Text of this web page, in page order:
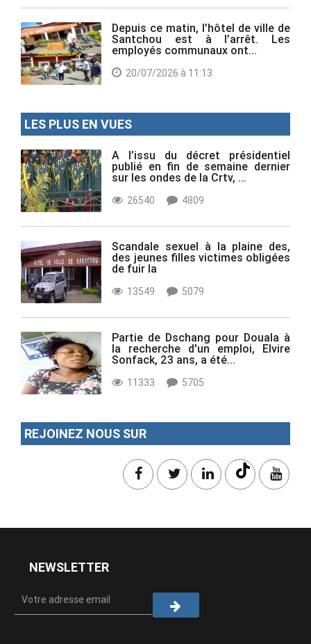
Depuis ce matin, l’hôtel de ville de
Santchou est à l’arrêt. Les
employés communaux ont...
20/07/2026 à 11:13
LES PLUS EN VUES
A l’issu du décret présidentiel
publié en fin de semaine dernier
sur les ondes de la Crtv, ...
26540 4809
Scandale sexuel à la plaine des,
des jeunes filles victimes obligées
de fuir la
13549 5079
Partie de Dschang pour Douala à
la recherche d'un emploi, Elvire
Sonfack, 23 ans, a été...
11333 5705
REJOINEZ NOUS SUR
NEWSLETTER